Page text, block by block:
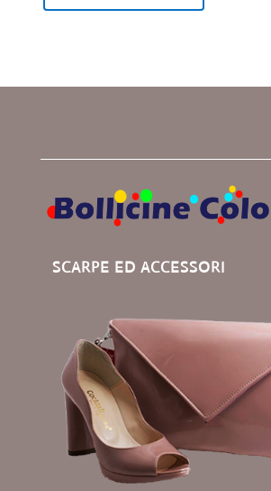
SCARPE ED ACCESSORI